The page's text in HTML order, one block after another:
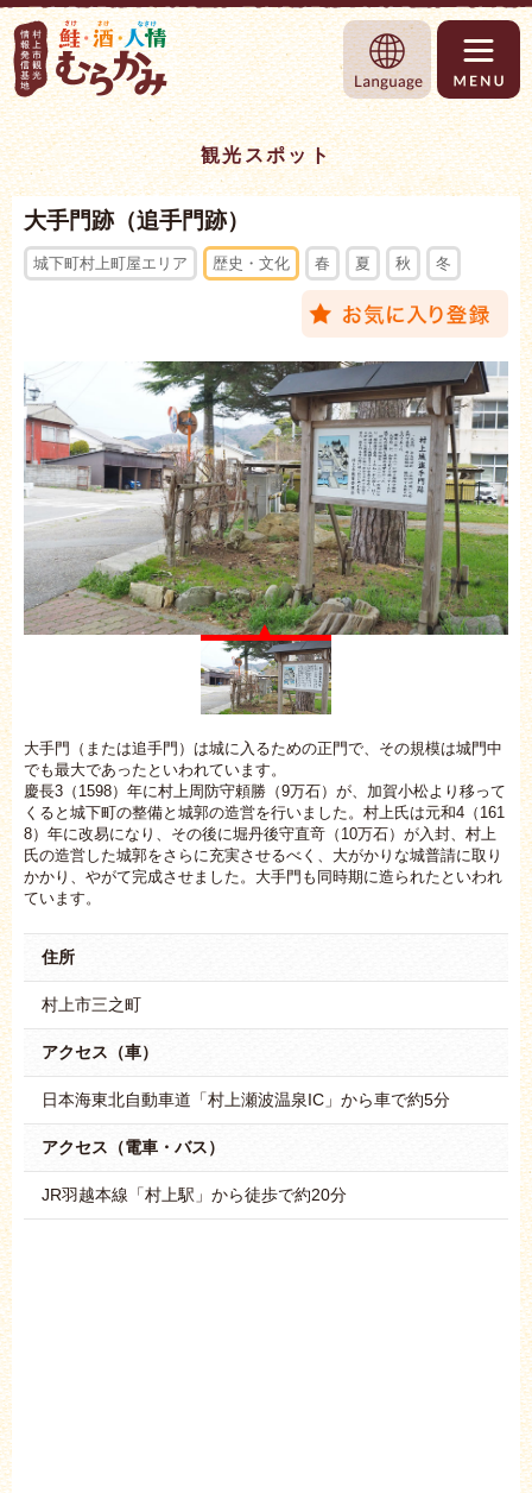
村上市観光情報総合サイト 村上市観光
Language
観光スポット
大手門跡（追手門跡）
城下町村上町屋エリア 歴史・文化 春 夏 秋 冬
大手門（または追手門）は城に入るための正門で、その規模は城門中
でも最大であったといわれています。
慶長3（1598）年に村上周防守頼勝（9万石）が、加賀小松より移って
くると城下町の整備と城郭の造営を行いました。村上氏は元和4（161
8）年に改易になり、その後に堀丹後守直竒（10万石）が入封、村上
氏の造営した城郭をさらに充実させるべく、大がかりな城普請に取り
かかり、やがて完成させました。大手門も同時期に造られたといわれ
ています。
住所
村上市三之町
アクセス（車）
日本海東北自動車道「村上瀬波温泉IC」から車で約5分
アクセス（電車・バス）
JR羽越本線「村上駅」から徒歩で約20分